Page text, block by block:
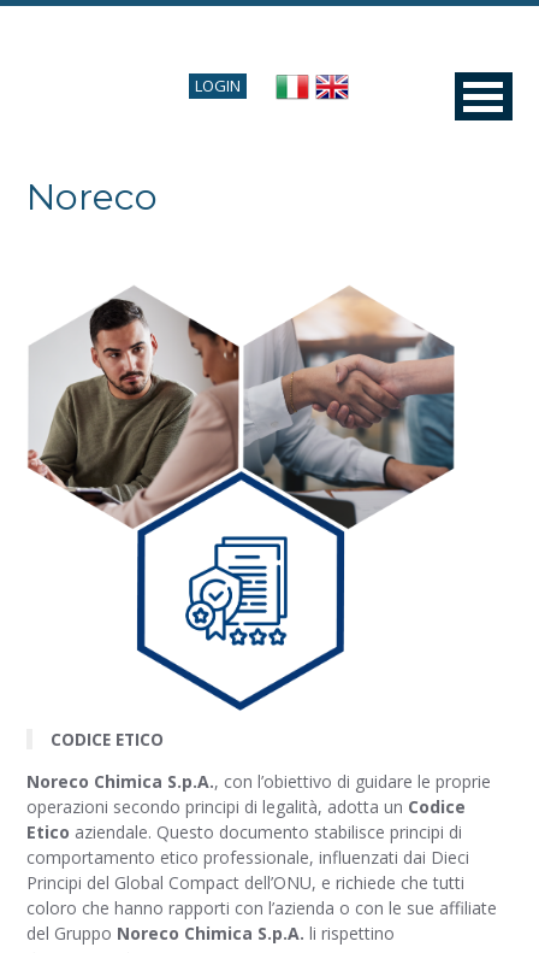
LOGIN
Noreco
CODICE ETICO
Noreco Chimica S.p.A., con l’obiettivo di guidare le proprie
operazioni secondo principi di legalità, adotta un Codice
Etico aziendale. Questo documento stabilisce principi di
comportamento etico professionale, influenzati dai Dieci
Principi del Global Compact dell’ONU, e richiede che tutti
coloro che hanno rapporti con l’azienda o con le sue affiliate
del Gruppo Noreco Chimica S.p.A. li rispettino